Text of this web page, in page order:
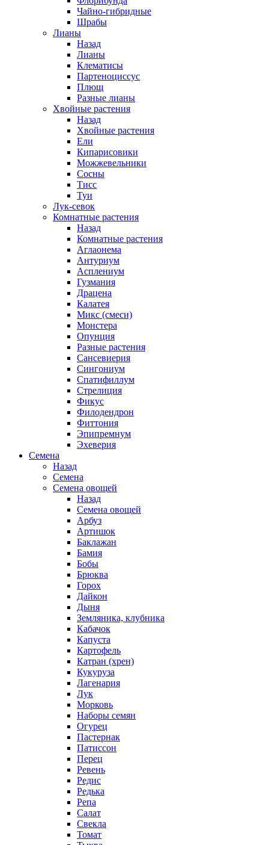
Чайно-гибридные
Шрабы
Лианы
Назад
Лианы
Клематисы
Партеноциссус
Плющ
Разные лианы
Хвойные растения
Назад
Хвойные растения
Ели
Кипарисовики
Можжевельники
Сосны
Тисс
Туи
Лук-севок
Комнатные растения
Назад
Комнатные растения
Аглаонема
Антуриум
Асплениум
Гузмания
Драцена
Калатея
Микс (смеси)
Монстера
Опунция
Разные растения
Сансевиерия
Сингониум
Спатифиллум
Стрелиция
Фикус
Филодендрон
Фиттония
Эпипремнум
Эхеверия
Семена
Назад
Семена
Семена овощей
Назад
Семена овощей
Арбуз
Артишок
Баклажан
Бамия
Бобы
Брюква
Горох
Дайкон
Дыня
Земляника, клубника
Кабачок
Капуста
Картофель
Катран (хрен)
Кукуруза
Лагенария
Лук
Морковь
Наборы семян
Огурец
Пастернак
Патиссон
Перец
Ревень
Редис
Редька
Репа
Салат
Свекла
Томат